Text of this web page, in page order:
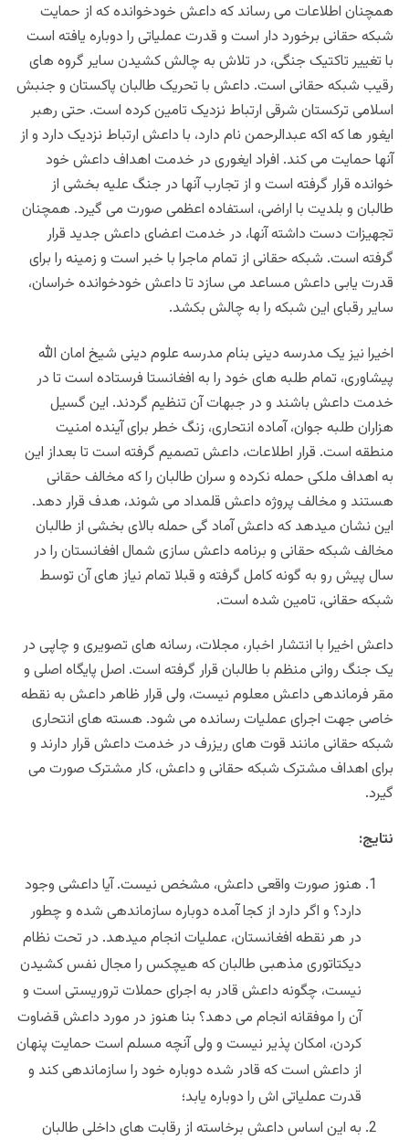
همچنان اطلاعات می رساند که داعش خودخوانده که از حمایت
شبکه حقانی برخورد دار است و قدرت عملیاتی را دوباره یافته است
با تغییر تاکتیک جنگی، در تلاش به چالش کشیدن سایر گروه های
رقیب شبکه حقانی است. داعش با تحریک طالبان پاکستان و جنبش
اسلامی ترکستان شرقی ارتباط نزدیک تامین کرده است. حتی رهبر
ایغور ها که اکه عبدالرحمن نام دارد، با داعش ارتباط نزدیک دارد و از
آنها حمایت می کند. افراد ایغوری در خدمت اهداف داعش خود
خوانده قرار گرفته است و از تجارب آنها در جنگ علیه بخشی از
طالبان و بلدیت با اراضی، استفاده اعظمی صورت می گیرد. همچنان
تجهیزات دست داشته آنها، در خدمت اعضای داعش جدید قرار
گرفته است. شبکه حقانی از تمام ماجرا با خبر است و زمینه را برای
قدرت یابی داعش مساعد می سازد تا داعش خودخوانده خراسان،
سایر رقبای این شبکه را به چالش بکشد.
اخیرا نیز یک مدرسه دینی بنام مدرسه علوم دینی شیخ امان الله
پیشاوری، تمام طلبه های خود را به افغانستا فرستاده است تا در
خدمت داعش باشند و در جبهات آن تنظیم گردند. این گسیل
هزاران طلبه جوان، آماده انتحاری، زنگ خطر برای آینده امنیت
منطقه است. قرار اطلاعات، داعش تصمیم گرفته است تا بعداز این
به اهداف ملکی حمله نکرده و سران طالبان را که مخالف حقانی
هستند و مخالف پروژه داعش قلمداد می شوند، هدف قرار دهد.
این نشان میدهد که داعش آماد گی حمله بالای بخشی از طالبان
مخالف شبکه حقانی و برنامه داعش سازی شمال افغانستان را در
سال پیش رو به گونه کامل گرفته و قبلا تمام نیاز های آن توسط
شبکه حقانی، تامین شده است.
داعش اخیرا با انتشار اخبار، مجلات، رسانه های تصویری و چاپی در
یک جنگ روانی منظم با طالبان قرار گرفته است. اصل پایگاه اصلی و
مقر فرماندهی داعش معلوم نیست، ولی قرار ظاهر داعش به نقطه
خاصی جهت اجرای عملیات رسانده می شود. هسته های انتحاری
شبکه حقانی مانند قوت های ریزرف در خدمت داعش قرار دارند و
برای اهداف مشترک شبکه حقانی و داعش، کار مشترک صورت می
گیرد.
نتایج:
هنوز صورت واقعی داعش، مشخص نیست. آیا داعشی وجود
دارد؟ و اگر دارد از کجا آمده دوباره سازماندهی شده و چطور
در هر نقطه افغانستان، عملیات انجام میدهد. در تحت نظام
دیکتاتوری مذهبی طالبان که هیچکس را مجال نفس کشیدن
نیست، چگونه داعش قادر به اجرای حملات تروریستی است و
آن را موفقانه انجام می دهد؟ بنا هنوز در مورد داعش قضاوت
کردن، امکان پذیر نیست و ولی آنچه مسلم است حمایت پنهان
از داعش است که قادر شده دوباره خود را سازماندهی کند و
قدرت عملیاتی اش را دوباره یابد؛
به این اساس داعش برخاسته از رقابت های داخلی طالبان